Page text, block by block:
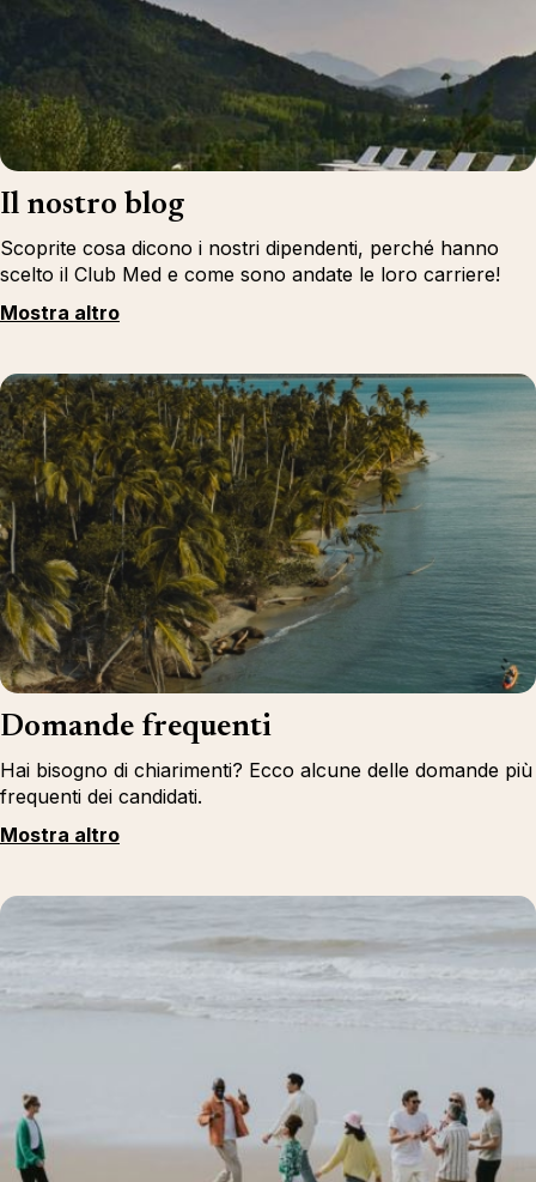
Il nostro blog
Scoprite cosa dicono i nostri dipendenti, perché hanno
scelto il Club Med e come sono andate le loro carriere!
Mostra altro
Domande frequenti
Hai bisogno di chiarimenti? Ecco alcune delle domande più
frequenti dei candidati.
Mostra altro